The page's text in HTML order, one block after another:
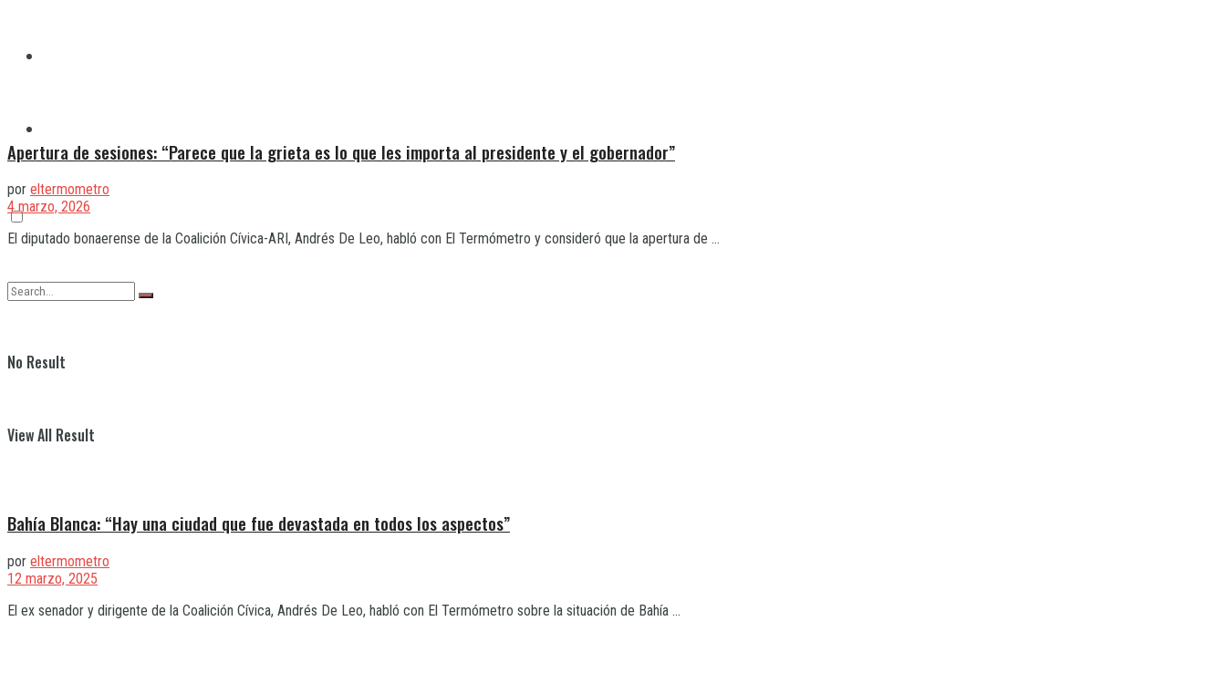
No Result
View All Result
Apertura de sesiones: “Parece que la grieta es lo que les importa al presidente y el gobernador”
por eltermometro
4 marzo, 2026
El diputado bonaerense de la Coalición Cívica-ARI, Andrés De Leo, habló con El Termómetro y consideró que la apertura de ...
Bahía Blanca: “Hay una ciudad que fue devastada en todos los aspectos”
por eltermometro
12 marzo, 2025
El ex senador y dirigente de la Coalición Cívica, Andrés De Leo, habló con El Termómetro sobre la situación de Bahía ...